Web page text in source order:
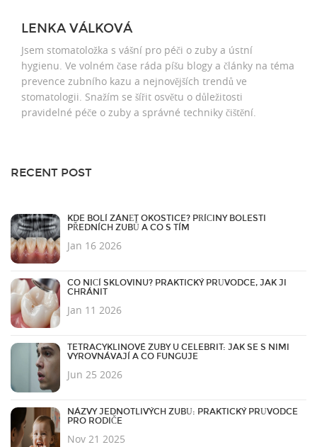
LENKA VÁLKOVÁ
Jsem stomatoložka s vášní pro péči o zuby a ústní
hygienu. Ve volném čase ráda píšu blogy a články na téma
prevence zubního kazu a nejnovějších trendů ve
stomatologii. Snažím se šířit osvětu o důležitosti
pravidelné péče o zuby a správné techniky čištění.
RECENT POST
KDE BOLÍ ZÁNĚT OKOSTICE? PŘÍČINY BOLESTI
PŘEDNÍCH ZUBŮ A CO S TÍM
Jan 16 2026
CO NIČÍ SKLOVINU? PRAKTICKÝ PRŮVODCE, JAK JI
CHRÁNIT
Jan 11 2026
TETRACYKLINOVÉ ZUBY U CELEBRIT: JAK SE S NIMI
VYROVNÁVAJÍ A CO FUNGUJE
Jun 25 2026
NÁZVY JEDNOTLIVÝCH ZUBŮ: PRAKTICKÝ PRŮVODCE
PRO RODIČE
Nov 21 2025